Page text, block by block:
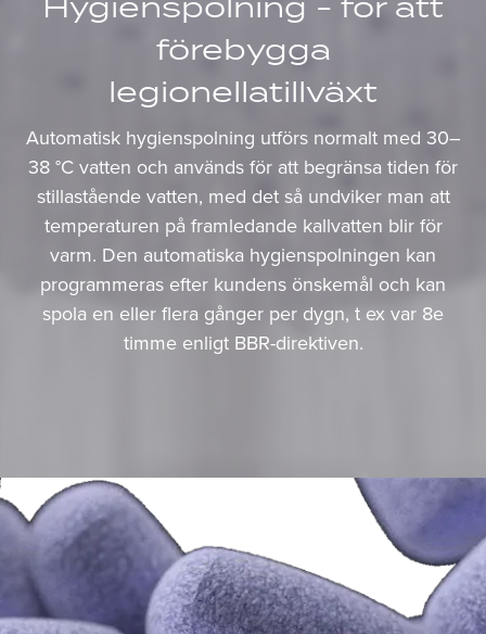
förebygga
legionellatillväxt
Automatisk hygienspolning utförs normalt med 30–
38 °C vatten och används för att begränsa tiden för
stillastående vatten, med det så undviker man att
temperaturen på framledande kallvatten blir för
varm. Den automatiska hygienspolningen kan
programmeras efter kundens önskemål och kan
spola en eller flera gånger per dygn, t ex var 8e
timme enligt BBR-direktiven.